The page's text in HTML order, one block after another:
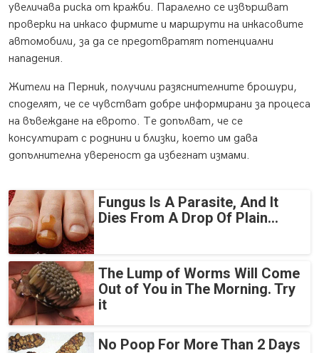
увеличава риска от кражби. Паралелно се извършват
проверки на инкасо фирмите и маршрути на инкасовите
автомобили, за да се предотвратят потенциални
нападения.
Жители на Перник, получили разяснителните брошури,
споделят, че се чувстват добре информирани за процеса
на въвеждане на еврото. Те допълват, че се
консултират с роднини и близки, което им дава
допълнителна увереност да избегнат измами.
Fungus Is A Parasite, And It
Dies From A Drop Of Plain...
The Lump of Worms Will Come
Out of You in The Morning. Try
it
No Poop For More Than 2 Days